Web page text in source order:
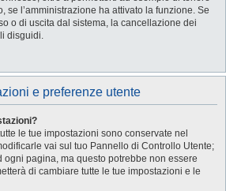
se l’amministrazione ha attivato la funzione. Se
o di uscita dal sistema, la cancellazione dei
disguidi.
e preferenze utente
le tue impostazioni sono conservate nel
vai sul tuo Pannello di Controllo Utente;
ogni pagina, ma questo potrebbe non essere
di cambiare tutte le tue impostazioni e le